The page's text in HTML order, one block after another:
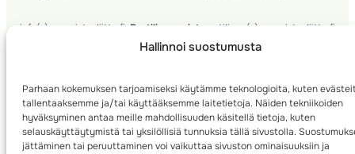
Hallinnoi suostumusta
Parhaan kokemuksen tarjoamiseksi käytämme teknologioita, kuten
tallentaaksemme ja/tai käyttääksemme laitetietoja. Näiden tekniikoiden
hyväksyminen antaa meille mahdollisuuden käsitellä tietoja, kuten
selauskäyttäytymistä tai yksilöllisiä tunnuksia tällä sivustolla.
jättäminen tai peruuttaminen voi vaikuttaa sivuston ominaisuuksiin ja
info(a)suunnistusliitto.fi, Rastilipun asiat : rastilippu(a)suunnistusliitto.fi
RSS
Etsi